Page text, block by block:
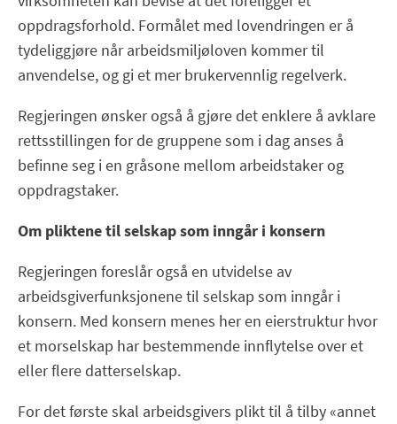
oppdragsforhold. Formålet med lovendringen er å
tydeliggjøre når arbeidsmiljøloven kommer til
anvendelse, og gi et mer brukervennlig regelverk.
Regjeringen ønsker også å gjøre det enklere å avklare
rettsstillingen for de gruppene som i dag anses å
befinne seg i en gråsone mellom arbeidstaker og
oppdragstaker.
Om pliktene til selskap som inngår i konsern
Regjeringen foreslår også en utvidelse av
arbeidsgiverfunksjonene til selskap som inngår i
konsern. Med konsern menes her en eierstruktur hvor
et morselskap har bestemmende innflytelse over et
eller flere datterselskap.
For det første skal arbeidsgivers plikt til å tilby «annet